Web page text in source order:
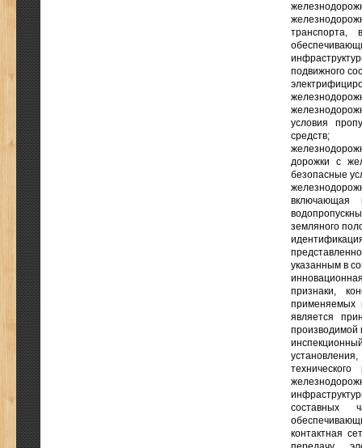
транспорта,
подвижного
условия
средств;
дорожки с
безопасные
включающая
земляного
указанным в
признаки,
применяемых
является
производимой
составных
контактная